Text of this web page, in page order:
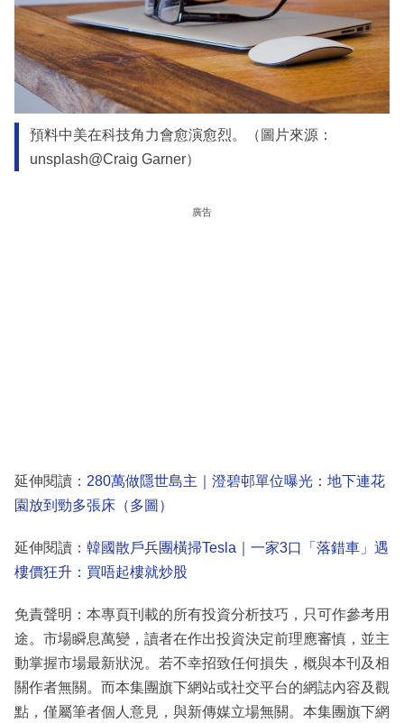
預料中美在科技角力會愈演愈烈。（圖片來源：
unsplash@Craig Garner）
廣告
延伸閱讀： 280萬做隱世島主｜澄碧邨單位曝光：地下連花
園放到勁多張床（多圖）
延伸閱讀： 韓國散戶兵團橫掃Tesla｜一家3口「落錯車」遇
樓價狂升：買唔起樓就炒股
免責聲明：本專頁刊載的所有投資分析技巧，只可作參考用
途。市場瞬息萬變，讀者在作出投資決定前理應審慎，並主
動掌握市場最新狀況。若不幸招致任何損失，概與本刊及相
關作者無關。而本集團旗下網站或社交平台的網誌內容及觀
點，僅屬筆者個人意見，與新傳媒立場無關。本集團旗下網